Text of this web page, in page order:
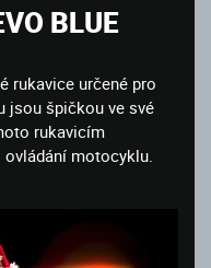
BLUE
rukavice určené pro
jsou špičkou ve své
rukavicím
motocyklu.